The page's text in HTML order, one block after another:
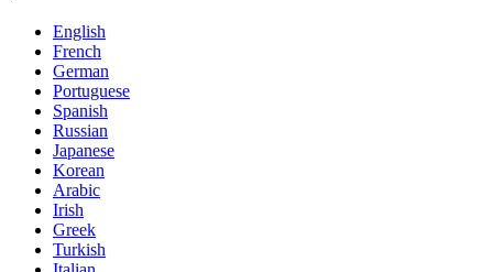
English
French
German
Portuguese
Spanish
Russian
Japanese
Korean
Arabic
Irish
Greek
Turkish